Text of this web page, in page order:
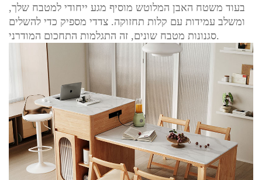
בעוד משטח האבן המלוטש מוסיף מגע ייחודי למטבח שלך,
ומשלב עמידות עם קלות תחזוקה. צדדי מספיק כדי להשלים
סגנונות מטבח שונים, זה התגלמות התחכום המודרני.